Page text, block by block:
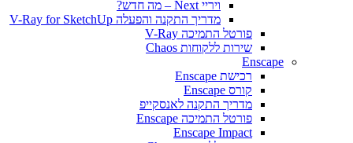
ויריי Next – מה חדש?
מדריך התקנה והפעלה V-Ray for SketchUp
פורטל התמיכה V-Ray
שירות ללקוחות Chaos
Enscape
רכישת Enscape
קורס Enscape
מדריך התקנה לאנסקייפ
פורטל התמיכה Enscape
Enscape Impact